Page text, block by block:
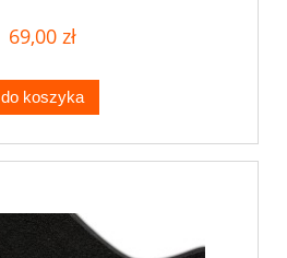
69,00 zł
do koszyka